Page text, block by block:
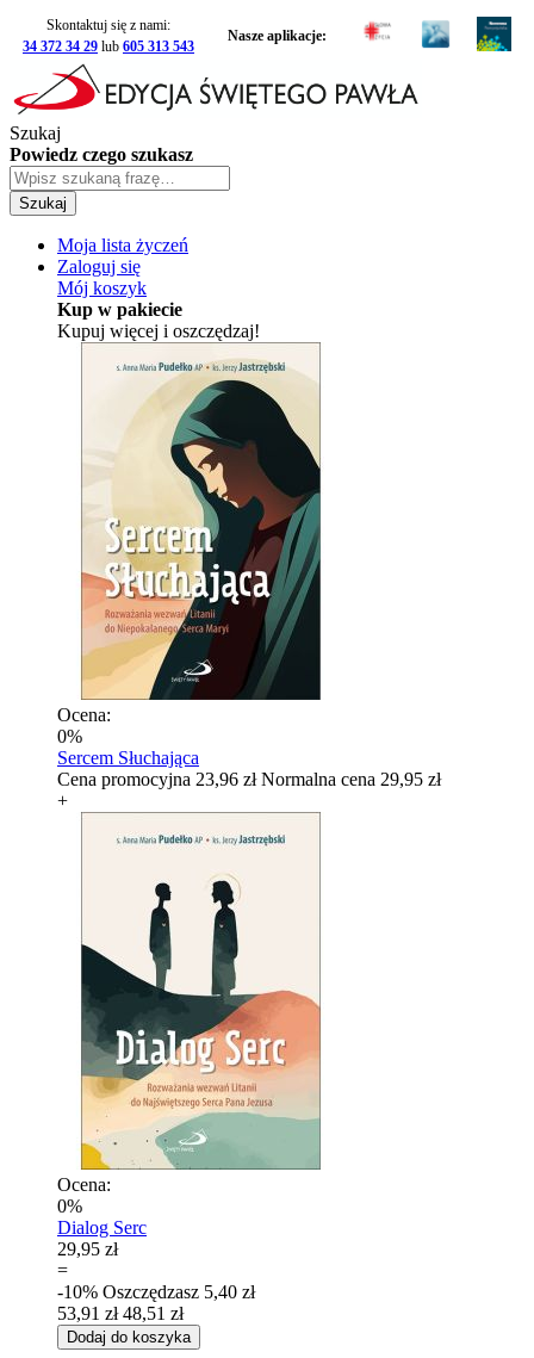
Skontaktuj się z nami:
34 372 34 29 lub 605 313 543
Nasze aplikacje:
Szukaj
Powiedz czego szukasz
Szukaj
Moja lista życzeń
Zaloguj się
Mój koszyk
Kup w pakiecie
Kupuj więcej i oszczędzaj!
Ocena:
0%
Sercem Słuchająca
Cena promocyjna 23,96 zł Normalna cena 29,95 zł
+
Ocena:
0%
Dialog Serc
29,95 zł
=
-10% Oszczędzasz 5,40 zł
53,91 zł 48,51 zł
Dodaj do koszyka